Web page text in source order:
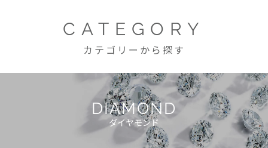
CATEGORY
カテゴリーから探す
DIAMOND
ダイヤモンド